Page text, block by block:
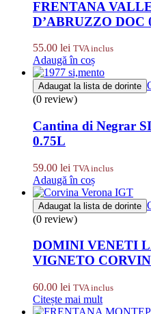
FRENTANA
D’ABRUZZO DOC
55.00 lei TVA inclus
Adaugă în coș
Adaugat la lista de dorinte
(0 review)
Cantina di Negrar
0.75L
59.00 lei TVA inclus
Adaugă în coș
Adaugat la lista de dorinte
(0 review)
DOMINI VENETI
VIGNETO
60.00 lei TVA inclus
Citește mai mult